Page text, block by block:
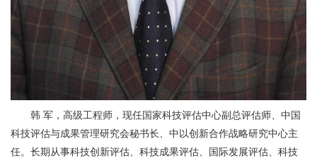
韩 军，高级工程师，现任国家科技评估中心副总评估师、中国
科技评估与成果管理研究会秘书长、中以创新合作战略研究中心主
任。长期从事科技创新评估、科技成果评估、国际发展评估、科技